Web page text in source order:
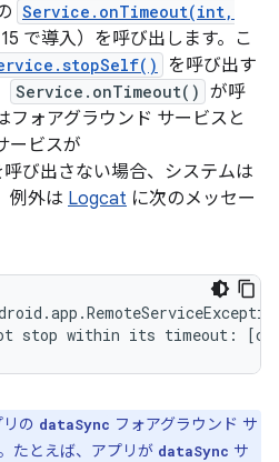
Service.onTimeout(int,
で導入）を呼び出します。こ
を呼び出す
Service.onTimeout() が呼
フォアグラウンド サービスと
ービスが
呼び出さない場合、システムは
例外は Logcat に次のメッセー
の dataSync フォアグラウンド サ
たとえば、アプリが dataSync サ